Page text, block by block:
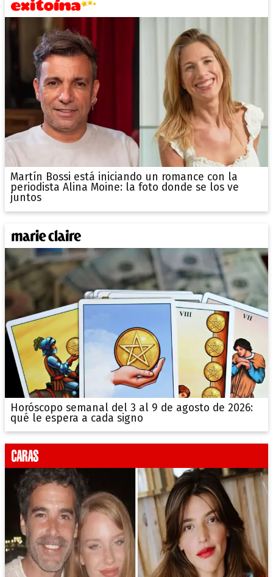
Martín Bossi está iniciando un romance con la
periodista Alina Moine: la foto donde se los ve
juntos
Horóscopo semanal del 3 al 9 de agosto de 2026:
qué le espera a cada signo